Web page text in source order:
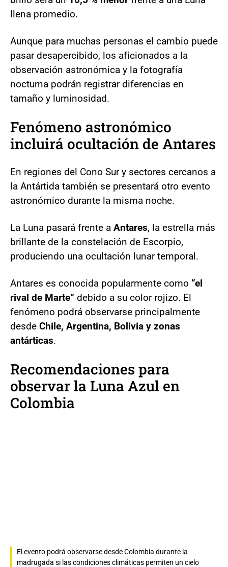
llena promedio.
Aunque para muchas personas el cambio puede
pasar desapercibido, los aficionados a la
observación astronómica y la fotografía
nocturna podrán registrar diferencias en
tamaño y luminosidad.
Fenómeno astronómico
incluirá ocultación de Antares
En regiones del Cono Sur y sectores cercanos a
la Antártida también se presentará otro evento
astronómico durante la misma noche.
La Luna pasará frente a Antares, la estrella más
brillante de la constelación de Escorpio,
produciendo una ocultación lunar temporal.
Antares es conocida popularmente como “el
rival de Marte” debido a su color rojizo. El
fenómeno podrá observarse principalmente
desde Chile, Argentina, Bolivia y zonas
antárticas.
Recomendaciones para
observar la Luna Azul en
Colombia
El evento podrá observarse desde Colombia durante la
madrugada si las condiciones climáticas permiten un cielo